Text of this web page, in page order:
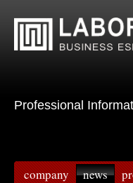
Professional
company news